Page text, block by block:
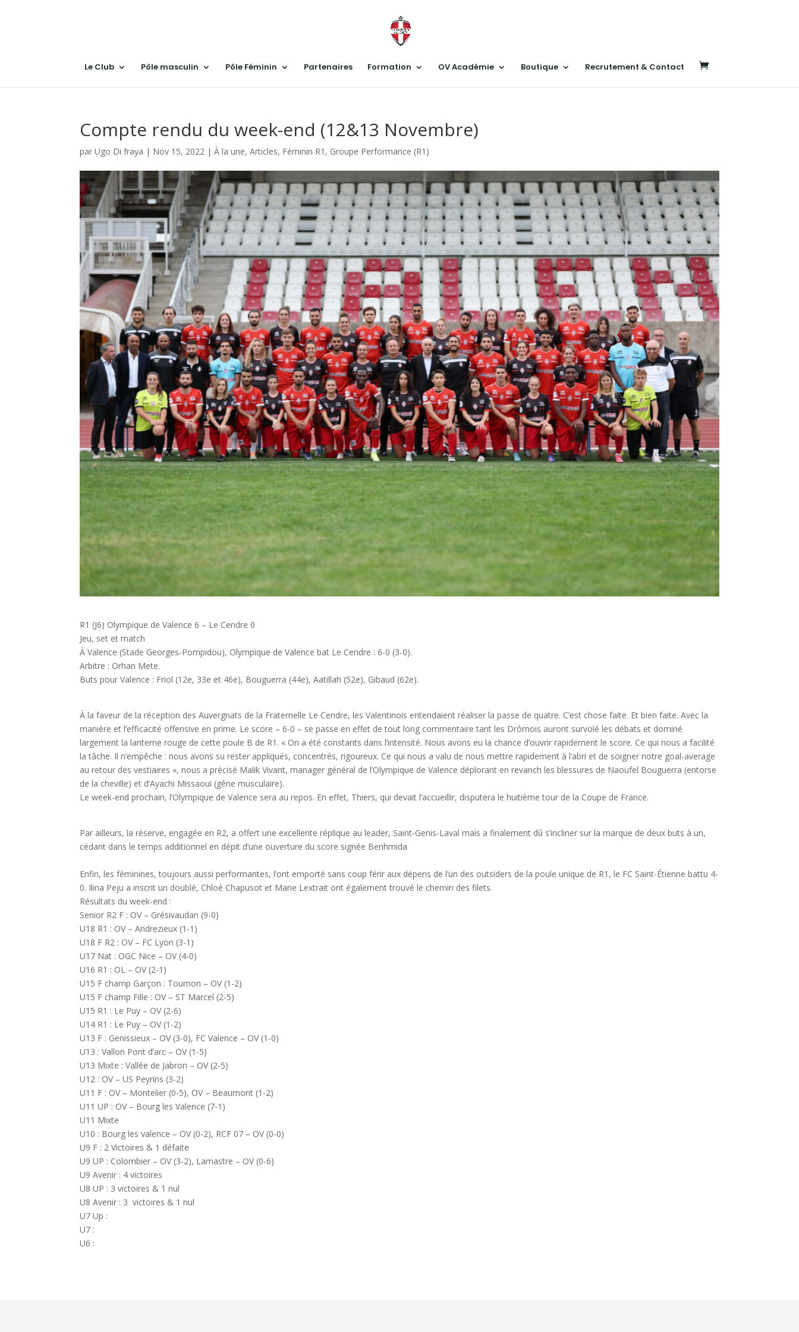
Le Club Pôle masculin Pôle Féminin Partenaires Formation OV Académie Boutique Recrutement & Contact
Compte rendu du week-end (12&13 Novembre)
parUgo Di fraya | Nov 15, 2022 |À la une,Articles, Féminin R1 , Groupe Performance (R1)
R1 (J6) Olympique de Valence 6 – Le Cendre 0
Jeu, set et match
À Valence (Stade Georges-Pompidou), Olympique de Valence bat Le Cendre : 6-0 (3-0).
Arbitre : Orhan Mete.
Buts pour Valence : Friol (12e, 33e et 46e), Bouguerra (44e), Aatillah (52e), Gibaud (62e).
À la faveur de la réception des Auvergnats de la Fraternelle Le Cendre, les Valentinois entendaient réaliser la passe de quatre. C’est chose faite. Et bien faite. Avec la
manière et l’efficacité offensive en prime. Le score – 6-0 – se passe en effet de tout long commentaire tant les Drômois auront survolé les débats et dominé
largement la lanterne rouge de cette poule B de R1. « On a été constants dans l’intensité. Nous avons eu la chance d’ouvrir rapidement le score. Ce qui nous a facilité
la tâche. Il n’empêche : nous avons su rester appliqués, concentrés, rigoureux. Ce qui nous a valu de nous mettre rapidement à l’abri et de soigner notre goal-average
au retour des vestiaires », nous a précisé Malik Vivant, manager général de l’Olympique de Valence déplorant en revanch les blessures de Naoufel Bouguerra (entorse
de la cheville) et d’Ayachi Missaoui (gêne musculaire).
Le week-end prochain, l’Olympique de Valence sera au repos. En effet, Thiers, qui devait l’accueillir, disputera le huitième tour de la Coupe de France.
Par ailleurs, la réserve, engagée en R2, a offert une excellente réplique au leader, Saint-Genis-Laval mais a finalement dû s’incliner sur la marque de deux buts à un,
cédant dans le temps additionnel en dépit d’une ouverture du score signée Benhmida
Enfin, les féminines, toujours aussi performantes, l’ont emporté sans coup férir aux dépens de l’un des outsiders de la poule unique de R1, le FC Saint-Étienne battu 4-
0. Ilina Peju a inscrit un doublé, Chloé Chapusot et Marie Lextrait ont également trouvé le chemin des filets.
Résultats du week-end :
Senior R2 F : OV – Grésivaudan (9-0)
U18 R1 : OV – Andrezieux (1-1)
U18 F R2 : OV – FC Lyon (3-1)
U17 Nat : OGC Nice – OV (4-0)
U16 R1 : OL – OV (2-1)
U15 F champ Garçon : Tournon – OV (1-2)
U15 F champ Fille : OV – ST Marcel (2-5)
U15 R1 : Le Puy – OV (2-6)
U14 R1 : Le Puy – OV (1-2)
U13 F : Genissieux – OV (3-0), FC Valence – OV (1-0)
U13 : Vallon Pont d’arc – OV (1-5)
U13 Mixte : Vallée de Jabron – OV (2-5)
U12 : OV – US Peyrins (3-2)
U11 F : OV – Montelier (0-5), OV – Beaumont (1-2)
U11 UP : OV – Bourg les Valence (7-1)
U11 Mixte
U10 : Bourg les valence – OV (0-2), RCF 07 – OV (0-0)
U9 F : 2 Victoires & 1 défaite
U9 UP : Colombier – OV (3-2), Lamastre – OV (0-6)
U9 Avenir : 4 victoires
U8 UP : 3 victoires & 1 nul
U8 Avenir : 3 victoires & 1 nul
U7 Up :
U7 :
U6 :